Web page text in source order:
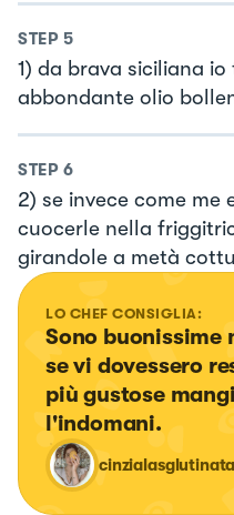
STEP 5
1) da brava siciliana
abbondante olio
STEP 6
2) se invece come
cuocerle nella
girandole a metà
LO CHEF CONSIGLIA:
Sono buonissime
se vi dovessero
più gustose
l'indomani.
cinzialasglutinata